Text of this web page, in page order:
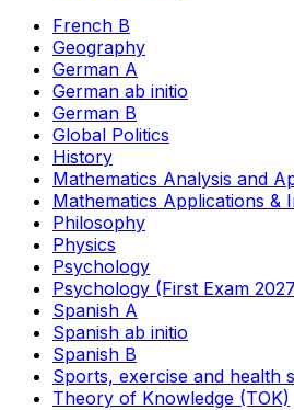
French B
Geography
German A
German ab initio
German B
Global Politics
History
Mathematics Analysis and
Mathematics Applications &
Philosophy
Physics
Psychology
Psychology (First Exam
Spanish A
Spanish ab initio
Spanish B
Sports, exercise and health
Theory of Knowledge (TOK)